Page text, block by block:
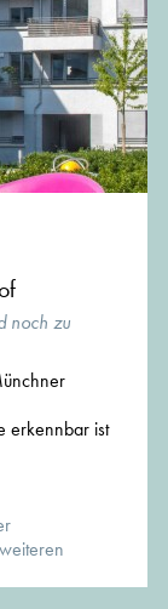
noch zu
erkennbar ist